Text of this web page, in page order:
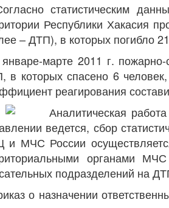
статистическим
Республики Хакасия
– ДТП), в которых погибло
марте 2011 г.
в которых спасено 6
реагирования
Аналитическая
ведется, сбор
и МЧС России
органами
подразделений на
о назначении